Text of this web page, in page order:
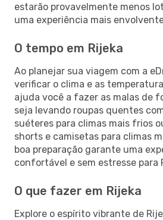
estarão provavelmente menos
uma experiência mais
O tempo em Rijeka
Ao planejar sua viagem com a
verificar o clima e as
ajuda você a fazer as malas de
seja levando roupas quentes
suéteres para climas mais frios
shorts e camisetas para climas
boa preparação garante uma
confortável e sem estresse para
O que fazer em Rijeka
Explore o espírito vibrante de